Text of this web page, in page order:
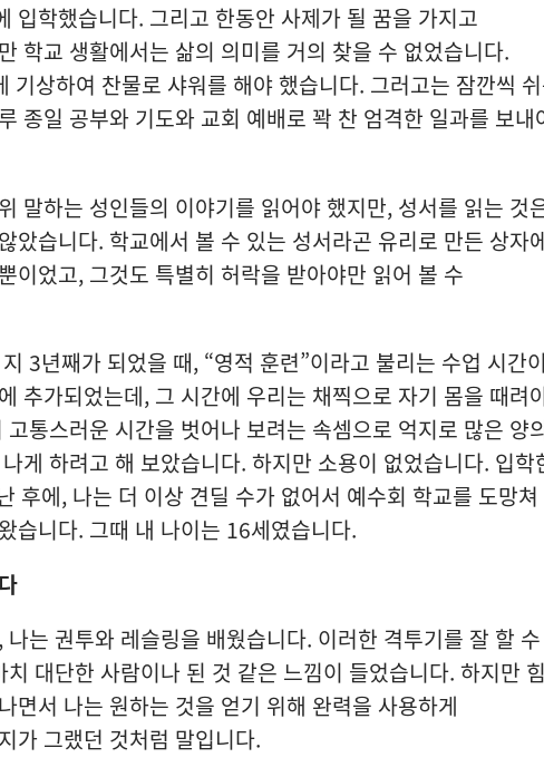
입학했습니다. 그리고 한동안 사제가 될 꿈을 가지고
학교 생활에서는 삶의 의미를 거의 찾을 수 없었습니다.
기상하여 찬물로 샤워를 해야 했습니다. 그러고는 잠깐씩
종일 공부와 기도와 교회 예배로 꽉 찬 엄격한 일과를 보내
말하는 성인들의 이야기를 읽어야 했지만, 성서를 읽는 것
았습니다. 학교에서 볼 수 있는 성서라곤 유리로 만든 상자
이었고, 그것도 특별히 허락을 받아야만 읽어 볼 수
3년째가 되었을 때, “영적 훈련”이라고 불리는 수업 시간이
추가되었는데, 그 시간에 우리는 채찍으로 자기 몸을 때려
통스러운 시간을 벗어나 보려는 속셈으로 억지로 많은 양
게 하려고 해 보았습니다. 하지만 소용이 없었습니다. 입학
후에, 나는 더 이상 견딜 수가 없어서 예수회 학교를 도망쳐
습니다. 그때 내 나이는 16세였습니다.
나는 권투와 레슬링을 배웠습니다. 이러한 격투기를 잘 할 수
치 대단한 사람이나 된 것 같은 느낌이 들었습니다. 하지만
면서 나는 원하는 것을 얻기 위해 완력을 사용하게
가 그랬던 것처럼 말입니다.